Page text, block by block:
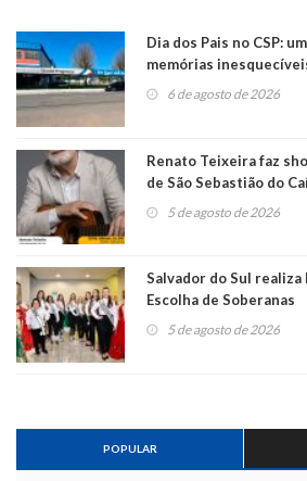
Dia dos Pais no CSP:
memórias
6 de agosto de 2026
Renato Teixeira faz
de São Sebastião do
5 de agosto de 2026
Salvador do Sul
Escolha de Soberanas
5 de agosto de 2026
POPULAR